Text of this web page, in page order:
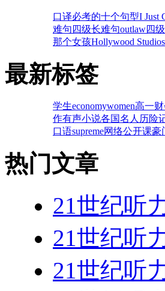
口译必考的十个句型I Just
难句 四级长难句outlaw四
那个女孩Hollywood
最新标签
学生economywomen高一
作有声小说各国名人 历险
口语supreme网络公开课豪
热门文章
21世纪听
21世纪听
21世纪听